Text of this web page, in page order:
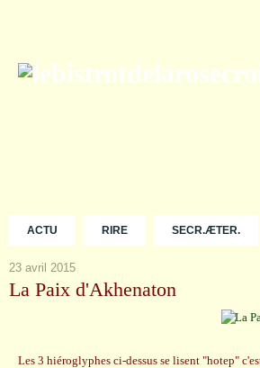
ACTU RIRE SECR.ÆTER.
23 avril 2015
La Paix d'Akhenaton
Les 3 hiéroglyphes ci-dessus se lisent "hotep"